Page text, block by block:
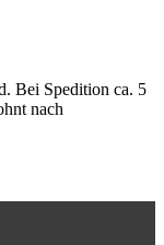
Bei Spedition ca. 5
nach